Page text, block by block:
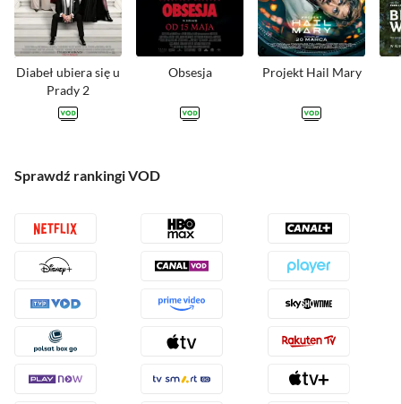
Diabeł ubiera się u
Prady 2
GDZIE NA
Obsesja
GDZIE NA
Projekt Hail Mary
GDZIE NA
Sprawdź rankingi VOD